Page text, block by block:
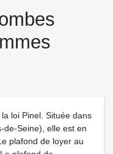
loi Pinel. Située dans
de-Seine), elle est en
plafond de loyer au